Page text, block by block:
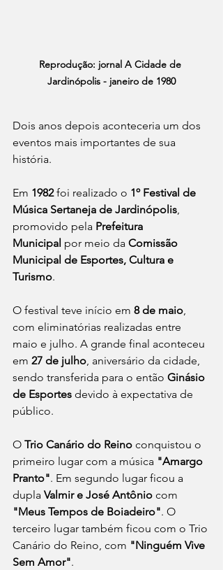
Reprodução: jornal A Cidade de
Jardinópolis - janeiro de 1980
Dois anos depois aconteceria um dos
eventos mais importantes de sua
história.
Em 1982 foi realizado o 1º Festival de
Música Sertaneja de Jardinópolis,
promovido pela Prefeitura
Municipal por meio da Comissão
Municipal de Esportes, Cultura e
Turismo.
O festival teve início em 8 de maio,
com eliminatórias realizadas entre
maio e julho. A grande final aconteceu
em 27 de julho, aniversário da cidade,
sendo transferida para o então Ginásio
de Esportes devido à expectativa de
público.
O Trio Canário do Reino conquistou o
primeiro lugar com a música "Amargo
Pranto". Em segundo lugar ficou a
dupla Valmir e José Antônio com
"Meus Tempos de Boiadeiro". O
terceiro lugar também ficou com o Trio
Canário do Reino, com "Ninguém Vive
Sem Amor".